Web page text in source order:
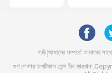
বাড়ি আমাদের সম্পর্কে আমাদের
গুণ লেজার অপটিকাল লেন্স চীন